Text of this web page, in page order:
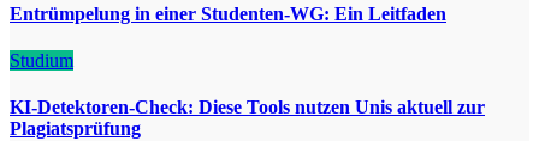
Entrümpelung in einer Studenten-WG: Ein Leitfaden
Studium
KI-Detektoren-Check: Diese Tools nutzen Unis aktuell zur
Plagiatsprüfung